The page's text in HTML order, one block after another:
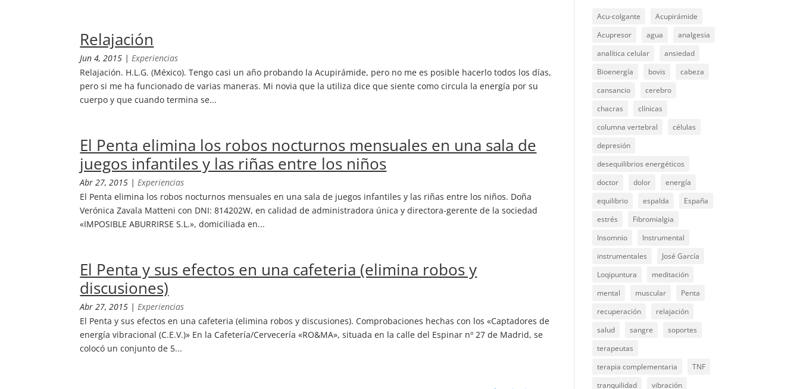
Relajación
Jun 4, 2015 |Experiencias
Relajación. H.L.G. (México). Tengo casi un año probando la Acupirámide, pero no me es posible hacerlo todos los días,
pero si me ha funcionado de varias maneras. Mi novia que la utiliza dice que siente como circula la energía por su
cuerpo y que cuando termina se...
El Penta elimina los robos nocturnos mensuales en una sala de
juegos infantiles y las riñas entre los niños
Abr 27, 2015 |Experiencias
El Penta elimina los robos nocturnos mensuales en una sala de juegos infantiles y las riñas entre los niños. Doña
Verónica Zavala Matteni con DNI: 814202W, en calidad de administradora única y directora-gerente de la sociedad
«IMPOSIBLE ABURRIRSE S.L.», domiciliada en...
El Penta y sus efectos en una cafeteria (elimina robos y
discusiones)
Abr 27, 2015 |Experiencias
El Penta y sus efectos en una cafeteria (elimina robos y discusiones). Comprobaciones hechas con los «Captadores de
energía vibracional (C.E.V.)» En la Cafetería/Cervecería «RO&MA», situada en la calle del Espinar nº 27 de Madrid, se
colocó un conjunto de 5...
Acu-colgante
Acupirámide
Acupresor
agua
analgesia
analítica celular
ansiedad
Bioenergía
bovis
cabeza
cansancio
cerebro
chacras
clínicas
columna vertebral
células
depresión
desequilibrios energéticos
doctor
dolor
energía
equilibrio
espalda
España
estrés
Fibromialgia
Insomnio
Instrumental
instrumentales
José García
Loqipuntura
meditación
mental
muscular
Penta
recuperación
relajación
salud
sangre
soportes
terapeutas
terapia complementaria
TNF
tranquilidad
vibración